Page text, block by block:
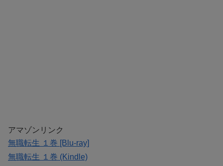
アマゾンリンク
無職転生 １巻 [Blu-ray]
無職転生 １巻 (Kindle)